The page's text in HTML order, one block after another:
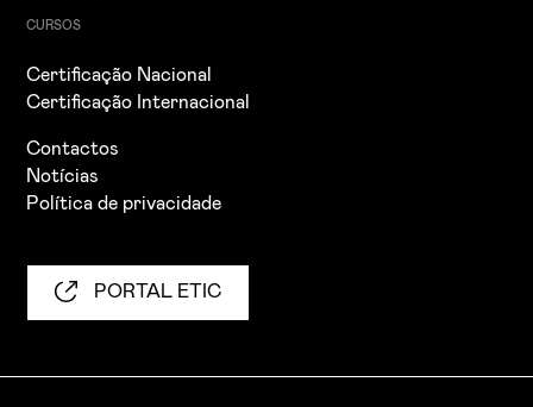
CURSOS
Certificação Nacional
Certificação Internacional
Contactos
Notícias
Política de privacidade
PORTAL ETIC